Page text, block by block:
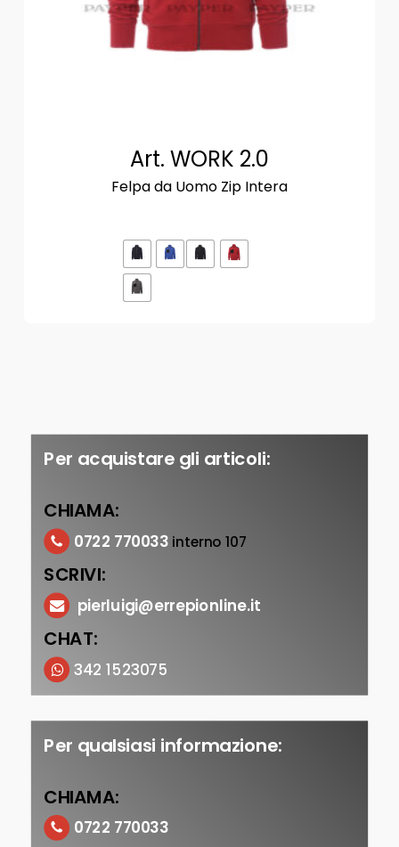
Art. WORK 2.0
Felpa da Uomo Zip Intera
Per acquistare gli articoli:
CHIAMA:
0722 770033 interno 107
SCRIVI:
pierluigi@errepionline.it
CHAT:
342 1523075
Per qualsiasi informazione:
CHIAMA:
0722 770033